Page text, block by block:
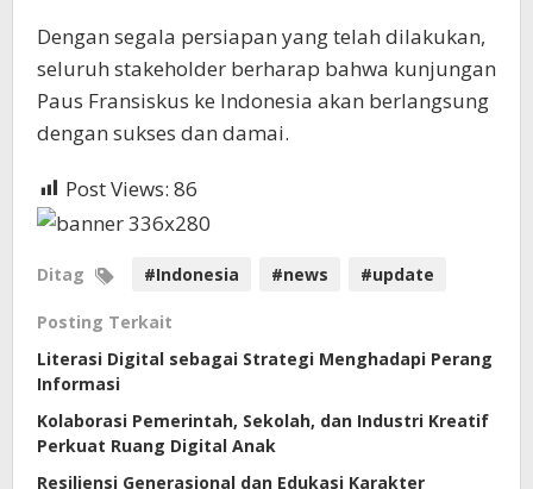
Dengan segala persiapan yang telah dilakukan,
seluruh stakeholder berharap bahwa kunjungan
Paus Fransiskus ke Indonesia akan berlangsung
dengan sukses dan damai.
Post Views: 86
Ditag #Indonesia #news #update
Posting Terkait
Literasi Digital sebagai Strategi Menghadapi Perang
Informasi
Kolaborasi Pemerintah, Sekolah, dan Industri Kreatif
Perkuat Ruang Digital Anak
Resiliensi Generasional dan Edukasi Karakter